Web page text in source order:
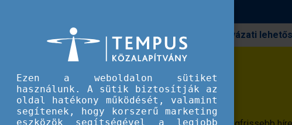
Pályázati
Erasmus+ hírek
Erasmus+ hírek
Ezen a weboldalon sütiket
használunk. A sütik biztosítják az
oldal hatékony működését, valamint
segítenek, hogy korszerű marketing
eszközök segítségével a legjobb